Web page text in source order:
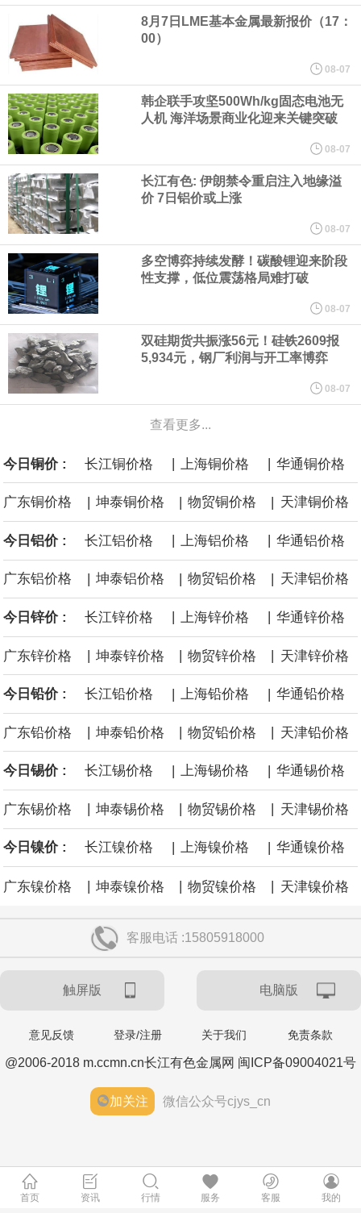
所做的工作“非常满意”。特朗普在社交媒体上发帖称，一些媒体有关
他与赫格塞思就弹药短缺问题发生冲突的报道是“完全没有根据的谣
言”，他对赫格塞思所做的工作“非常满意”。
纽约期银突破64美元/盎司，日内涨3.91%。
据报道，威刚近日在法说会上表示，在需求增加、价格走高及货源
稳定的三大有利因素带动下，预期第3季度营运将优于第2季度，并
进一步扩大全年营运成果。
美国国会预算办公室（CBO）于当地时间5日发布报告称，美国海军
计划建造的15艘核动力“特朗普级”（Trump-class）战列舰，从研发
到采购的总费用可能高达2750亿美元，为美国有史以来最昂贵的水
面战舰项目之一。 根据CBO的初步估算，首舰造价约234亿美元，
后续14艘平均每艘约180亿美元。
黄金价格有望录得自今年1月以来最大单周涨幅。油价走弱为金价提
供支撑，同时投资者正等待美国非农就业数据，以寻找美国利率前
景的线索。StoneX高级分析师马特·辛普森表示，中东和平前景改善
令市场通胀预期下降，推动黄金价格从此前持续数周、位于4000美
元上方的盘整区间中进一步上涨。
必和必拓港口联合工会：必和必拓西澳大利亚铁矿石业务的工人已
通知，将于8月9日实施24小时停工。
8月7日LME基本金属最新报价（17：
00）
08-07
韩企联手攻坚500Wh/kg固态电池无
人机 海洋场景商业化迎来关键突破
08-07
长江有色: 伊朗禁令重启注入地缘溢
价 7日铝价或上涨
08-07
多空博弈持续发酵！碳酸锂迎来阶段
性支撑，低位震荡格局难打破
08-07
双硅期货共振涨56元！硅铁2609报
5,934元，钢厂利润与开工率博弈
08-07
查看更多...
今日铜价 : 长江铜价格 | 上海铜价格 | 华通铜价格
广东铜价格 | 坤泰铜价格 | 物贸铜价格 | 天津铜价格
今日铝价 : 长江铝价格 上海铝价格 华通铝价格
广东铝价格 | 坤泰铝价格 | 物贸铝价格 | 天津铝价格
今日锌价 : 长江锌价格 上海锌价格 华通锌价格
广东锌价格 | 坤泰锌价格 | 物贸锌价格 | 天津锌价格
今日铅价 : 长江铅价格 | 上海铅价格 | 华通铅价格
广东铅价格 坤泰铅价格 物贸铅价格 天津铅价格
今日锡价 : 长江锡价格 | 上海锡价格 | 华通锡价格
广东锡价格 坤泰锡价格 物贸锡价格 天津锡价格
今日镍价 : 长江镍价格 | 上海镍价格 | 华通镍价格
广东镍价格 | 坤泰镍价格 | 物贸镍价格 | 天津镍价格
客服电话 :15805918000
触屏版 电脑版
意见反馈 登录/注册 关于我们 免责条款
@2006-2018 m.ccmn.cn长江有色金属网 闽ICP备09004021号
加关注 微信公众号cjys_cn
首页 资讯 行情 服务 客服 我的